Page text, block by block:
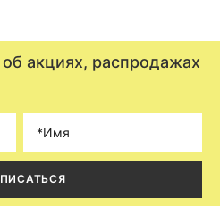
акциях, распродажах